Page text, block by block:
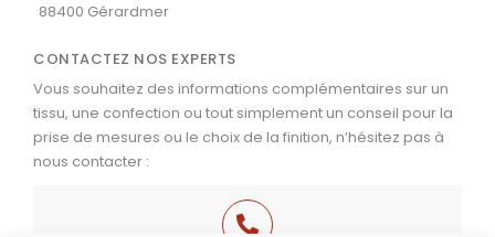
88400 Gérardmer
CONTACTEZ NOS EXPERTS
Vous souhaitez des informations complémentaires sur un
tissu, une confection ou tout simplement un conseil pour la
prise de mesures ou le choix de la finition, n’hésitez pas à
nous contacter :